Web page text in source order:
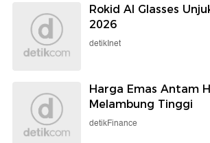
Rokid AI Glasses
2026
detikInet
Harga Emas Antam
Melambung Tinggi
detikFinance